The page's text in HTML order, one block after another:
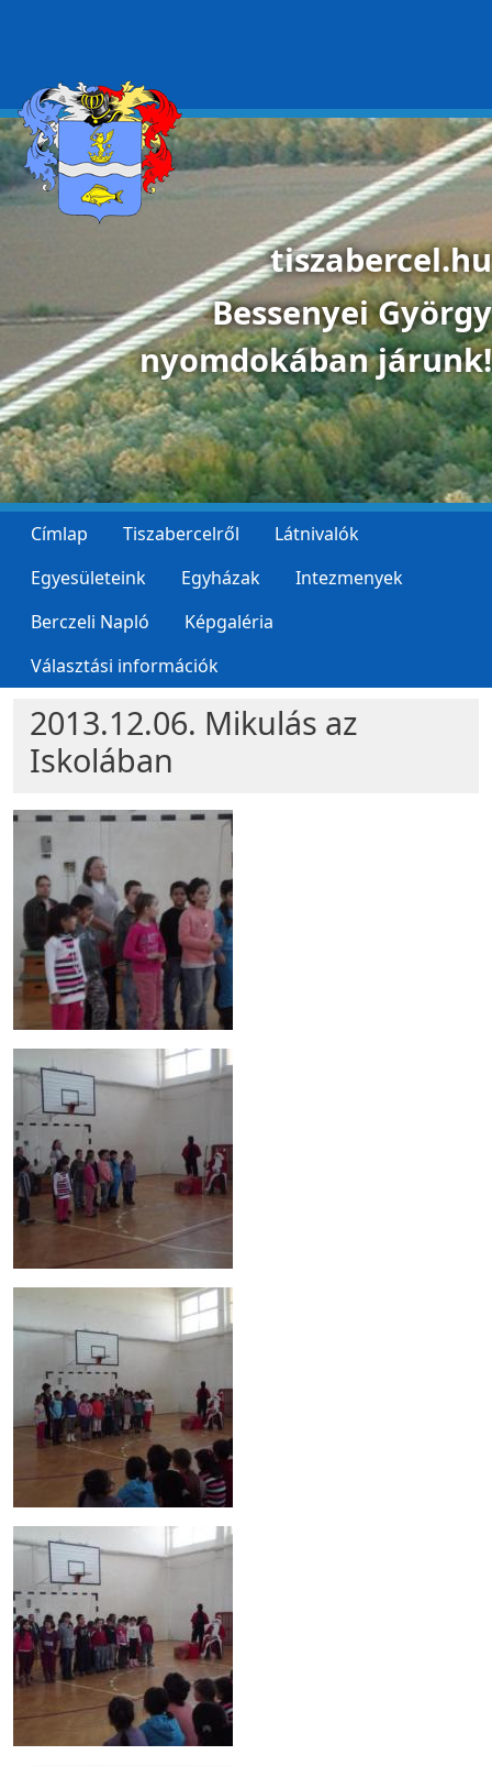
tiszabercel.hu
Bessenyei György
nyomdokában járunk!
Címlap Tiszabercelről
Látnivalók
Egyesületeink
Egyházak
Intezmenyek
Berczeli Napló
Képgaléria
Választási információk
2013.12.06. Mikulás az
Iskolában